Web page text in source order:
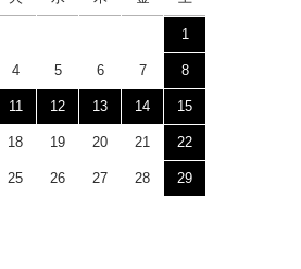
1
4 5 6 7 8
11 12 13 14 15
18 19 20 21 22
25 26 27 28 29